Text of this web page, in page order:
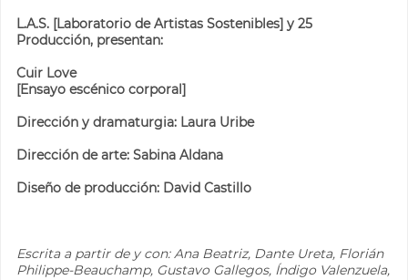
L.A.S. [Laboratorio de Artistas Sostenibles] y 25
Producción, presentan:
Cuir Love
[Ensayo escénico corporal]
Dirección y dramaturgia: Laura Uribe
Dirección de arte: Sabina Aldana
Diseño de producción: David Castillo
Escrita a partir de y con: Ana Beatriz, Dante Ureta, Florián
Philippe-Beauchamp, Gustavo Gallegos, Índigo Valenzuela,